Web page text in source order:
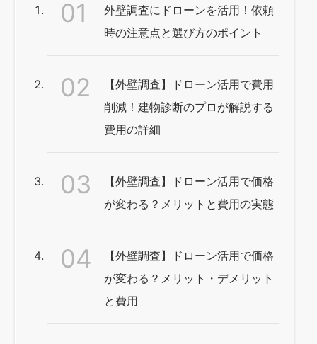
外壁調査にドローンを活用！依頼
時の注意点と選び方のポイント
【外壁調査】ドローン活用で費用
削減！建物診断のプロが解説する
費用の詳細
【外壁調査】ドローン活用で価格
が変わる？メリットと費用の実態
【外壁調査】ドローン活用で価格
が変わる？メリット・デメリット
と費用